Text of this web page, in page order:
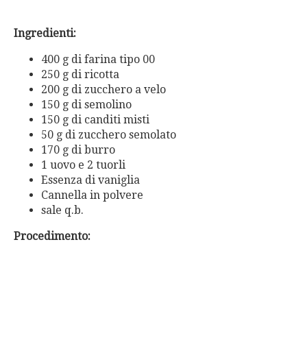
Ingredienti:
400 g di farina tipo 00
250 g di ricotta
200 g di zucchero a velo
150 g di semolino
150 g di canditi misti
50 g di zucchero semolato
170 g di burro
1 uovo e 2 tuorli
Essenza di vaniglia
Cannella in polvere
sale q.b.
Procedimento: